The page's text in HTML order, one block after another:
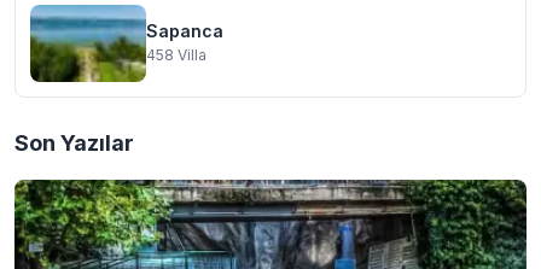
Sapanca
458 Villa
Son Yazılar